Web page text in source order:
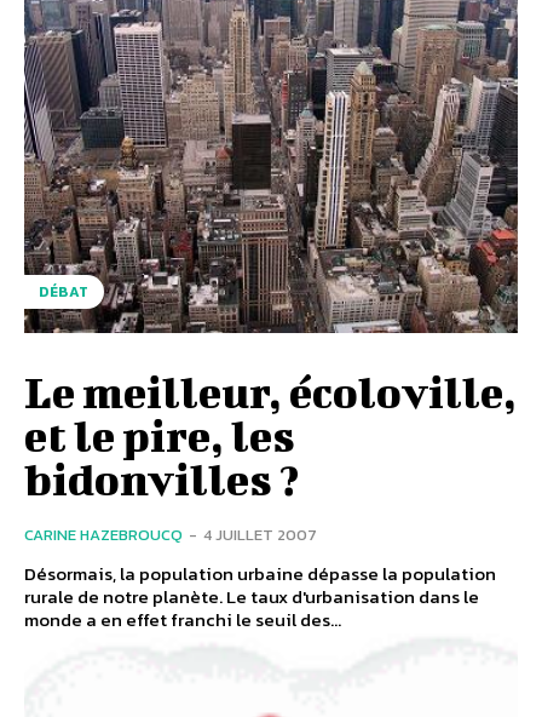
DÉBAT
Le meilleur, écoloville,
et le pire, les
bidonvilles ?
CARINE HAZEBROUCQ - 4 JUILLET 2007
Désormais, la population urbaine dépasse la population
rurale de notre planète. Le taux d'urbanisation dans le
monde a en effet franchi le seuil des...